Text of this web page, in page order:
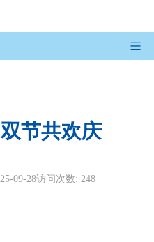
节共欢庆
09-28访问次数: 248